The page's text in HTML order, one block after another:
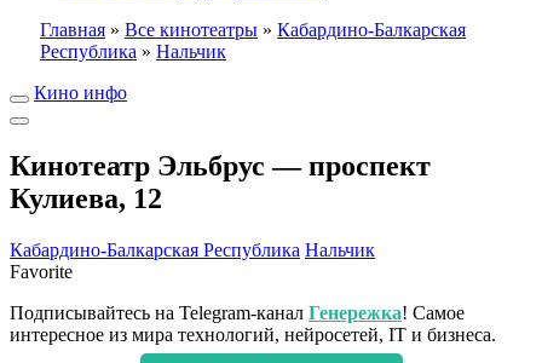
Главная » Все кинотеатры » Кабардино-Балкарская
Республика » Нальчик
Кино инфо
Кинотеатр Эльбрус — проспект
Кулиева, 12
Кабардино-Балкарская Республика Нальчик
Favorite
Подписывайтесь на Telegram-канал Генережка! Самое
интересное из мира технологий, нейросетей, IT и бизнеса.